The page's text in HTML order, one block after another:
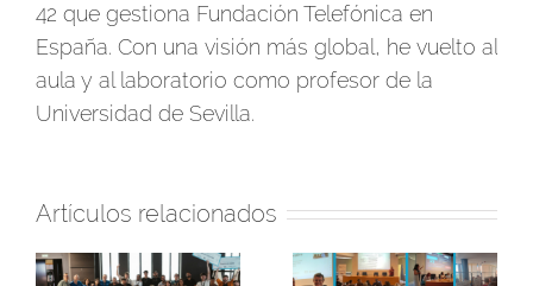
42 que gestiona Fundación Telefónica en
España. Con una visión más global, he vuelto al
aula y al laboratorio como profesor de la
Universidad de Sevilla.
Artículos relacionados